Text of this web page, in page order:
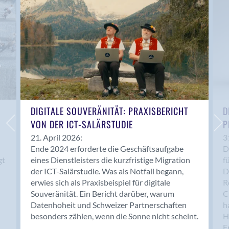
Anwil
Appenzell
Au SG
Baar
Baden
Balsthal
Balzers
Basel
Bassersdorf
Belp
Bendern
Benken (SG)
Bergdietikon
Berlin
Bern
Bern - Liebefeld
DIGITALE SOUVERÄNITÄT: PRAXISBERICHT
VON DER ICT-SALÄRSTUDIE
21. April 2026:
Ende 2024 erforderte die Geschäftsaufgabe
eines Dienstleisters die kurzfristige Migration
der ICT-Salärstudie. Was als Notfall begann,
erwies sich als Praxisbeispiel für digitale
Souveränität. Ein Bericht darüber, warum
Datenhoheit und Schweizer Partnerschaften
besonders zählen, wenn die Sonne nicht scheint.